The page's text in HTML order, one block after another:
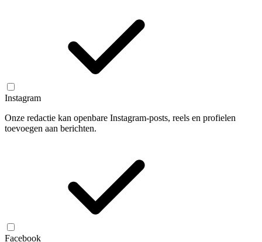
Instagram
Onze redactie kan openbare Instagram-posts, reels en profielen
toevoegen aan berichten.
Facebook